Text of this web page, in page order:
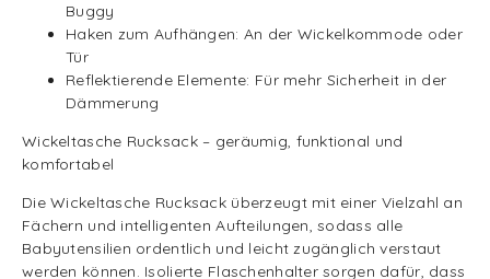
Buggy
Haken zum Aufhängen: An der Wickelkommode oder
Tür
Reflektierende Elemente: Für mehr Sicherheit in der
Dämmerung
Wickeltasche Rucksack – geräumig, funktional und
komfortabel
Die Wickeltasche Rucksack überzeugt mit einer Vielzahl an
Fächern und intelligenten Aufteilungen, sodass alle
Babyutensilien ordentlich und leicht zugänglich verstaut
werden können. Isolierte Flaschenhalter sorgen dafür, dass